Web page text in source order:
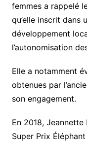
femmes a rappelé
qu’elle inscrit dans
développement
l’autonomisation
Elle a notamment
obtenues par
son engagement.
En 2018,
Super Prix